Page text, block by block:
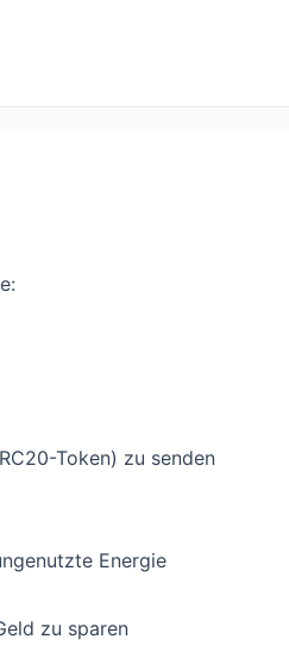
Token) zu senden
Energie
zu sparen